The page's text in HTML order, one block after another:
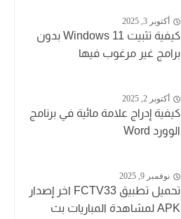
أكتوبر 3, 2025
كيفية تثبيت Windows 11 بدون
برامج غير مرغوب فيها
أكتوبر 2, 2025
كيفية إدراج علامة مائية في برنامج
الوورد Word
نوفمبر 9, 2025
تحميل تطبيق FCTV33 اخر إصدار
APK لمشاهدة المباريات بث